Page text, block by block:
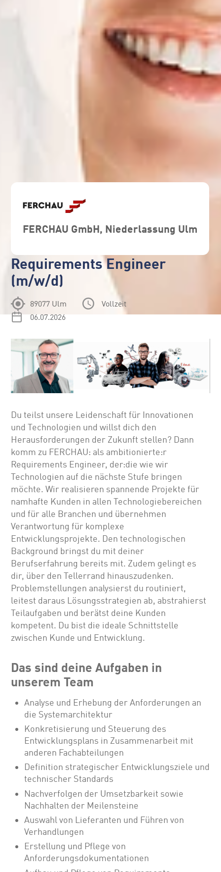
FERCHAU GmbH, Niederlassung Ulm
Requirements Engineer
(m/w/d)
89077 Ulm
Vollzeit
06.07.2026
Du teilst unsere Leidenschaft für Innovationen
und Technologien und willst dich den
Herausforderungen der Zukunft stellen? Dann
komm zu FERCHAU: als ambitionierte:r
Requirements Engineer, der:die wie wir
Technologien auf die nächste Stufe bringen
möchte. Wir realisieren spannende Projekte für
namhafte Kunden in allen Technologiebereichen
und für alle Branchen und übernehmen
Verantwortung für komplexe
Entwicklungsprojekte. Den technologischen
Background bringst du mit deiner
Berufserfahrung bereits mit. Zudem gelingt es
dir, über den Tellerrand hinauszudenken.
Problemstellungen analysierst du routiniert,
leitest daraus Lösungsstrategien ab, abstrahierst
Teilaufgaben und berätst deine Kunden
kompetent. Du bist die ideale Schnittstelle
zwischen Kunde und Entwicklung.
Das sind deine Aufgaben in
unserem Team
Analyse und Erhebung der Anforderungen an
die Systemarchitektur
Konkretisierung und Steuerung des
Entwicklungsplans in Zusammenarbeit mit
anderen Fachabteilungen
Definition strategischer Entwicklungsziele und
technischer Standards
Nachverfolgen der Umsetzbarkeit sowie
Nachhalten der Meilensteine
Auswahl von Lieferanten und Führen von
Verhandlungen
Erstellung und Pflege von
Anforderungsdokumentationen